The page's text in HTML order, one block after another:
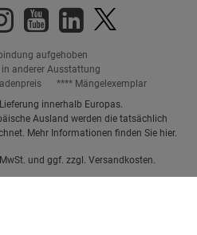
aufgehoben
anderer Ausstattung
**** Mängelexemplar
innerhalb Europas.
Ausland werden die tatsächlich
Mehr Informationen finden Sie hier.
und ggf. zzgl. Versandkosten.